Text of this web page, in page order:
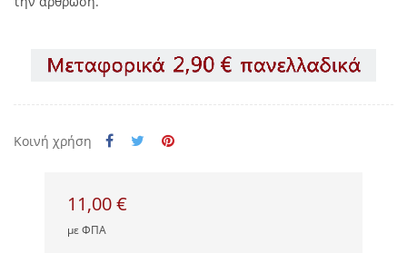
Κοινή χρήση
11,00 €
με ΦΠΑ